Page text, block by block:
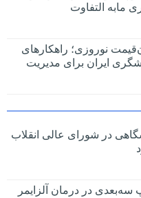
نوروزی؛ راهکارهای
ایران برای مدیریت
در شورای عالی انقلاب
سه‌بعدی در درمان آلزایمر